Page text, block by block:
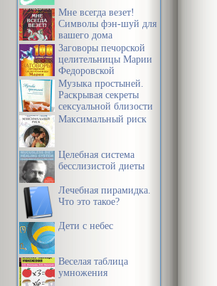
Мне всегда везет!
Символы фэн-шуй для
вашего дома
Заговоры печорской
целительницы Марии
Федоровской
Музыка простыней.
Раскрывая секреты
сексуальной близости
в браке
Максимальный риск
Целебная система
бесслизистой диеты
Лечебная пирамидка.
Что это такое?
Дети с небес
Веселая таблица
умножения